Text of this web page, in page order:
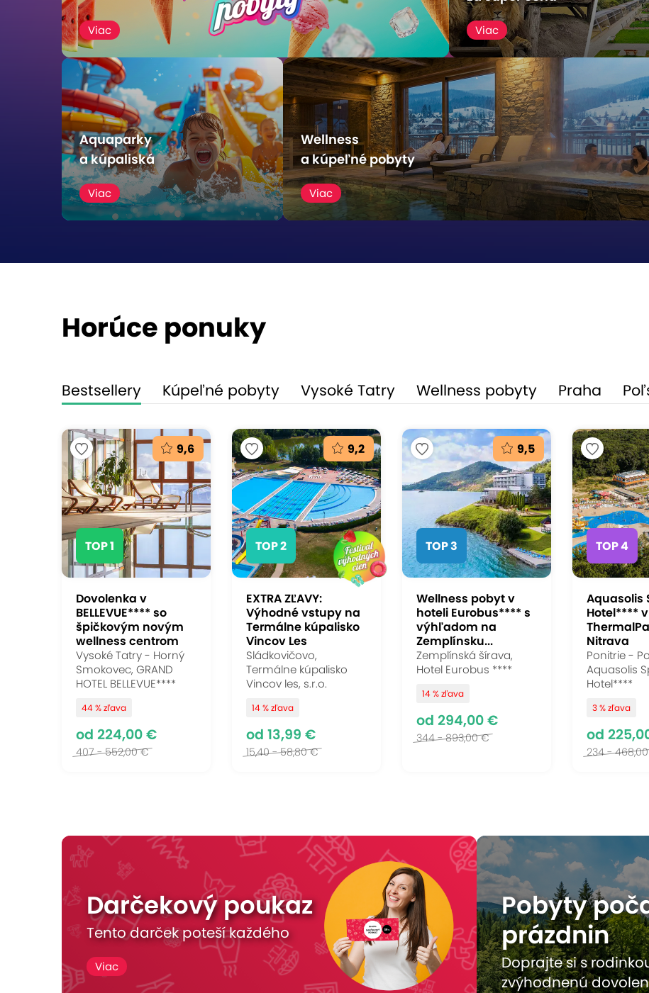
Viac Viac
Zľava
Aquaparky
a kúpaliská
Viac
Zľava
Wellness
a kúpeľnépobyty
Viac
Horúce ponuky
Bestsellery Kúpeľné pobyty Vysoké Tatry Wellness pobyty Praha
9,6
TOP 1
Dovolenka v
BELLEVUE**** so
špičkovým novým
wellness centrom
Vysoké Tatry - Horný
Smokovec, GRAND
HOTEL BELLEVUE****
44 % zľava
od 224,00 €
407 - 552,00 €
9,2
TOP 2
EXTRA ZĽAVY:
Výhodné vstupy na
Termálne kúpalisko
Vincov Les
Sládkovičovo,
Termálne kúpalisko
Vincov les, s.r.o.
14 % zľava
od 13,99 €
15,40 - 58,80 €
9,5
TOP 3
Wellness pobyt v
hoteli Eurobus**** s
výhľadom na
Zemplínsku...
Zemplínská šírava,
Hotel Eurobus ****
14 % zľava
od 294,00 €
344 - 893,00 €
TOP 4
Aquasolis
Hotel****
Nitrava
Ponitrie -
Aquasolis
Hotel****
3 % zľava
od
234 -
Univerzálny darčekový poukaz a výber
EŠTE LEPŠIA CENA!
Darčekový poukaz
Tento darček poteší každého
Viac
Pobyty
prázdnin
Doprajte si s
zvýhodnenú